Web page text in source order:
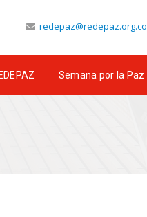
redepaz@redepaz.org.co
Semana por la Paz